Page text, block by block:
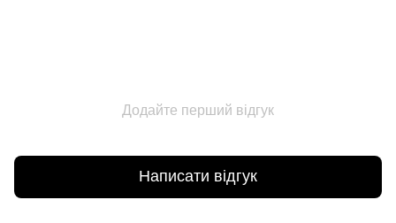
Додайте перший відгук
Написати відгук